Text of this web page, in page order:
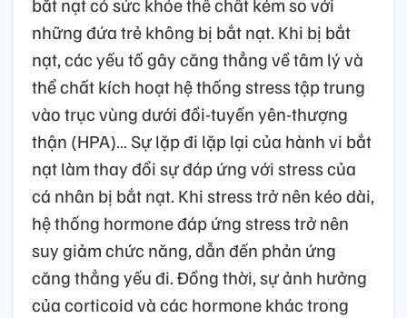
những đứa trẻ không bị bắt nạt. Khi bị bắt
nạt, các yếu tố gây căng thẳng về tâm lý và
thể chất kích hoạt hệ thống stress tập trung
vào trục vùng dưới đồi-tuyến yên-thượng
thận (HPA)… Sự lặp đi lặp lại của hành vi bắt
nạt làm thay đổi sự đáp ứng với stress của
cá nhân bị bắt nạt. Khi stress trở nên kéo dài,
hệ thống hormone đáp ứng stress trở nên
suy giảm chức năng, dẫn đến phản ứng
căng thẳng yếu đi. Đồng thời, sự ảnh hưởng
của corticoid và các hormone khác trong